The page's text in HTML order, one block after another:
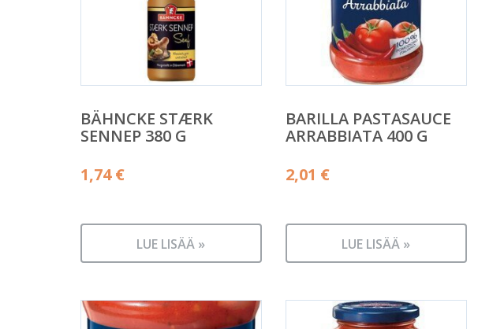
BÄHNCKE STÆRK
SENNEP 380 G
1,74€
LUE LISÄÄ »
BARILLA PASTASAUCE
ARRABBIATA 400 G
2,01 €
LUE LISÄÄ »